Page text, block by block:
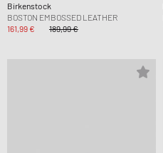
Birkenstock
BOSTON EMBOSSED LEATHER
161,99 €
189,99 €